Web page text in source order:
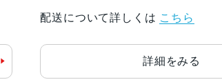
配送について詳しくは こちら
詳細をみる